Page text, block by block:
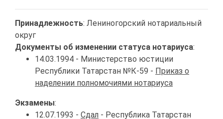
Принадлежность: Лениногорский нотариальный
округ
Документы об изменении статуса нотариуса:
14.03.1994 - Министерство юстиции
Республики Татарстан №К-59 - Приказ о
наделении полномочиями нотариуса
Экзамены:
12.07.1993 - Сдал - Республика Татарстан